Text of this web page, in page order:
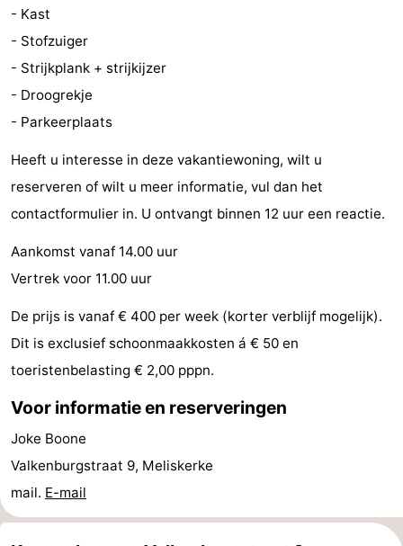
Zwembaden
-
Fietsen
Wandelen
-
Paardrijden
Golfbanen
Delta-
en
Eten
en
Evenementen
Zoutelande
Actief
Praktisch
Forum
-
- Kast
- Stofzuiger
- Strijkplank + strijkijzer
- Droogrekje
- Parkeerplaats
Heeft u interesse in deze vakantiewoning, wilt u
reserveren of wilt u meer informatie, vul dan het
contactformulier in. U ontvangt binnen 12 uur een reactie.
Aankomst vanaf 14.00 uur
Vertrek voor 11.00 uur
De prijs is vanaf € 400 per week (korter verblijf mogelijk).
Dit is exclusief schoonmaakkosten á € 50 en
toeristenbelasting € 2,00 pppn.
Voor informatie en reserveringen
Joke Boone
Valkenburgstraat 9, Meliskerke
mail. E-mail